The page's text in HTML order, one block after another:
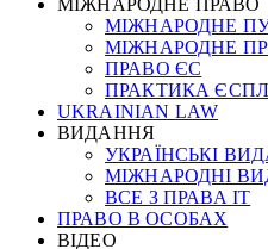
МІЖНАРОДНЕ ПРАВО
МІЖНАРОДНЕ
МІЖНАРОДНЕ
ПРАВО ЄС
ПРАКТИКА ЄСПЛ
UKRAINIAN LAW
ВИДАННЯ
УКРАЇНСЬКІ
МІЖНАРОДНІ
ВСЕ З ПРАВА ІТ
ПРАВО В ОСОБАХ
ВІДЕО